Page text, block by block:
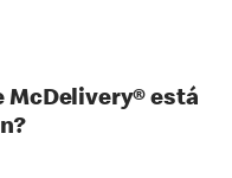
McDelivery® está